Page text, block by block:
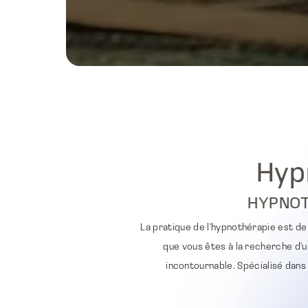
La pratique de l'hypnothérapie est
que vous êtes à la recherche
incontournable. Spécialisé